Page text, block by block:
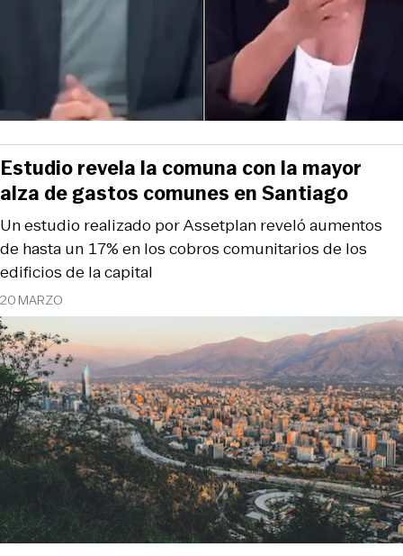
20 MARZO
Un estudio realizado por Assetplan reveló aumentos
de hasta un 17% en los cobros comunitarios de los
edificios de la capital
Estudio revela la comuna con la mayor
alza de gastos comunes en Santiago